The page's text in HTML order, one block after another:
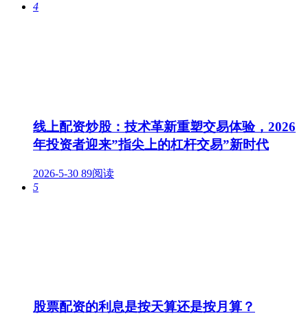
4
线上配资炒股：技术革新重塑交易体验，2026
年投资者迎来”指尖上的杠杆交易”新时代
2026-5-30 89阅读
5
股票配资的利息是按天算还是按月算？